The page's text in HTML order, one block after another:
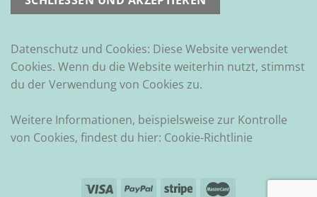
Datenschutz und Cookies: Diese Website verwendet
Cookies. Wenn du die Website weiterhin nutzt, stimmst
du der Verwendung von Cookies zu.
Weitere Informationen, beispielsweise zur Kontrolle
von Cookies, findest du hier: Cookie-Richtlinie